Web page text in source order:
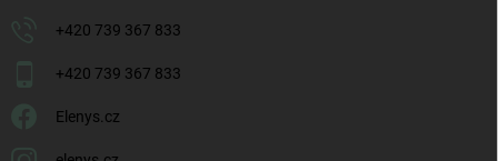
+420 739 367 833
+420 739 367 833
Elenys.cz